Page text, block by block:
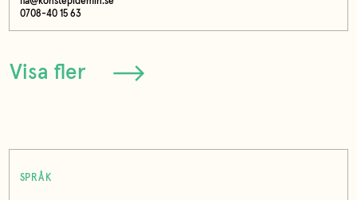
0708-40 15 63
Visa fler
SPRÅK